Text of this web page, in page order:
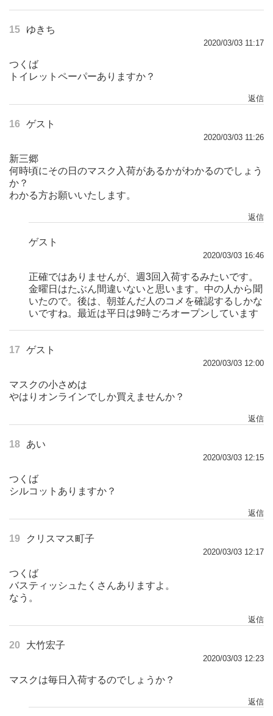
15 ゆきち
2020/03/03 11:17
つくば
トイレットペーパーありますか？
返信
16 ゲスト
2020/03/03 11:26
新三郷
何時頃にその日のマスク入荷があるかがわかるのでしょう
か？
わかる方お願いいたします。
返信
ゲスト
2020/03/03 16:46
正確ではありませんが、週3回入荷するみたいです。
金曜日はたぶん間違いないと思います。中の人から聞
いたので。後は、朝並んだ人のコメを確認するしかな
いですね。最近は平日は9時ごろオープンしています
17 ゲスト
2020/03/03 12:00
マスクの小さめは
やはりオンラインでしか買えませんか？
返信
18 あい
2020/03/03 12:15
つくば
シルコットありますか？
返信
19 クリスマス町子
2020/03/03 12:17
つくば
バスティッシュたくさんありますよ。
なう。
返信
20 大竹宏子
2020/03/03 12:23
マスクは毎日入荷するのでしょうか？
返信